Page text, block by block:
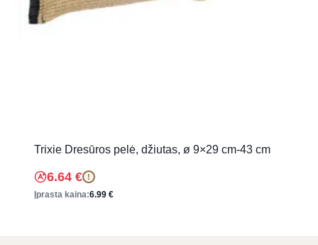
Trixie Dresūros pelė, džiutas, ø 9×29 cm-43 cm
6.64 € !
Įprasta kaina:6.99 €